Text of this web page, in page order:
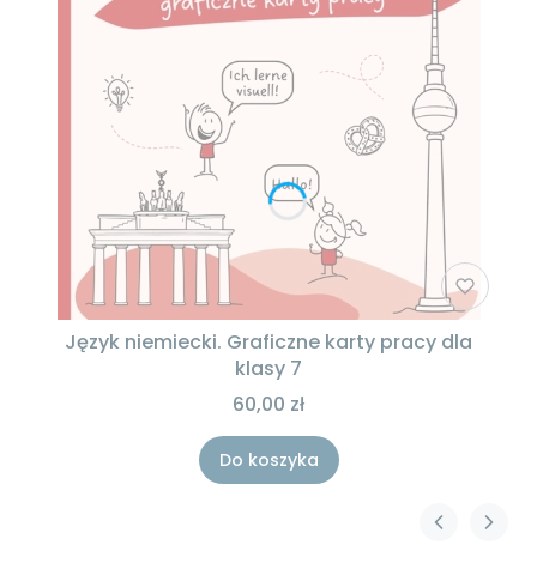
Język niemiecki. Graficzne karty pracy dla
klasy 7
60,00 zł
Do koszyka